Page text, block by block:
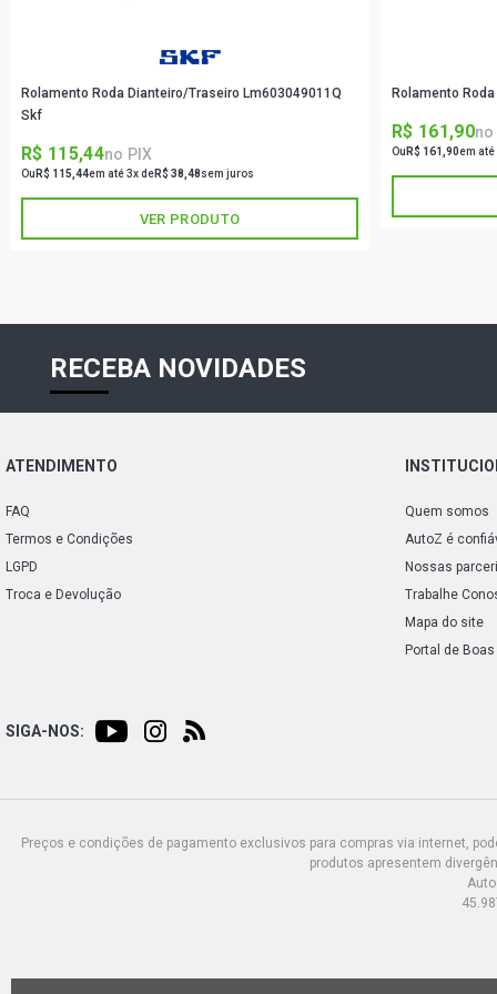
Rolamento Roda Dianteiro/Traseiro Lm603049011Q
Skf
R$ 115,44no PIX
Ou R$ 115,44em até 3x deR$ 38,48sem juros
VER PRODUTO
Rolamento
R$ 161,90no
Ou R$ 161,90em até
RECEBA NOVIDADES
ATENDIMENTO
FAQ
Termos e Condições
LGPD
Troca e Devolução
Quem somos
AutoZ é
Nossas
Trabalhe
Mapa do site
Portal de
SIGA-NOS:
Preços e condições de pagamento exclusivos para compras via internet,
produtos apresentem